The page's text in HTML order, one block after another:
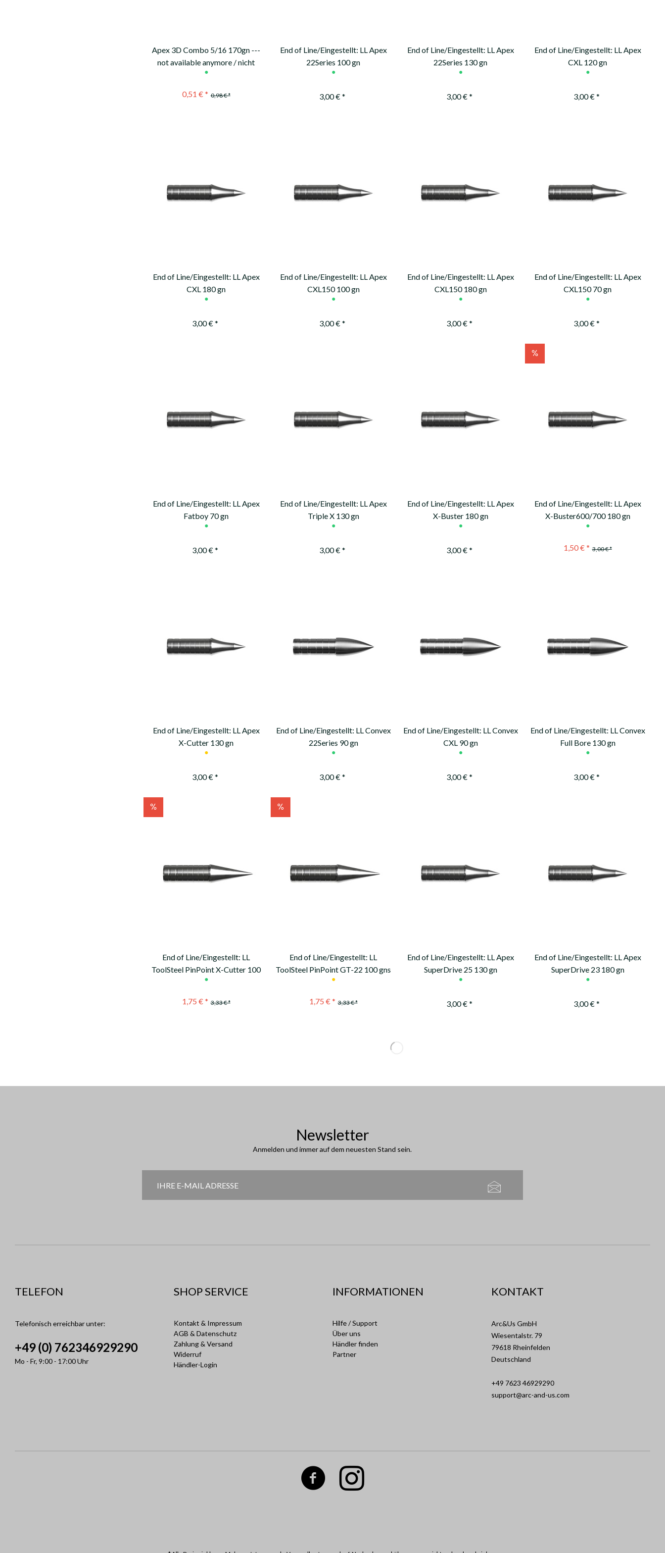
Apex 3D Combo 5/16 170gn ---
not available anymore / nicht
mehr...
●
0,98 € *
0,51 € *
End of Line/Eingestellt: LL Apex
22Series 100 gn
●
3,00 € *
End of Line/Eingestellt: LL Apex
22Series 130 gn
●
3,00 € *
End of Line/Eingestellt: LL Apex
CXL 120 gn
●
3,00 € *
End of Line/Eingestellt: LL Apex
CXL 180 gn
●
3,00 € *
End of Line/Eingestellt: LL Apex
CXL150 100 gn
●
3,00 € *
End of Line/Eingestellt: LL Apex
CXL150 180 gn
●
3,00 € *
End of Line/Eingestellt: LL Apex
CXL150 70 gn
●
3,00 € *
End of Line/Eingestellt: LL Apex
Fatboy 70 gn
●
3,00 € *
End of Line/Eingestellt: LL Apex
Triple X 130 gn
●
3,00 € *
End of Line/Eingestellt: LL Apex
X-Buster 180 gn
●
3,00 € *
End of Line/Eingestellt: LL Apex
X-Buster600/700 180 gn
●
3,00 € *
1,50 € *
End of Line/Eingestellt: LL Apex
X-Cutter 130 gn
●
3,00 € *
End of Line/Eingestellt: LL Convex
22Series 90 gn
●
3,00 € *
End of Line/Eingestellt: LL Convex
CXL 90 gn
●
3,00 € *
End of Line/Eingestellt: LL Convex
Full Bore 130 gn
●
3,00 € *
End of Line/Eingestellt: LL
ToolSteel PinPoint X-Cutter 100
gns
●
3,33 € *
1,75 € *
End of Line/Eingestellt: LL
ToolSteel PinPoint GT-22 100 gns
●
3,33 € *
1,75 € *
End of Line/Eingestellt: LL Apex
SuperDrive 25 130 gn
●
3,00 € *
End of Line/Eingestellt: LL Apex
SuperDrive 23 180 gn
●
3,00 € *
Newsletter
Anmelden und immer auf dem neuesten Stand sein.
TELEFON
Telefonisch erreichbar unter:
+49 (0) 762346929290
Mo - Fr, 9:00 - 17:00 Uhr
SHOP SERVICE
Kontakt & Impressum
AGB & Datenschutz
Zahlung & Versand
Widerruf
Händler-Login
INFORMATIONEN
Hilfe / Support
Über uns
Händler finden
Partner
KONTAKT
Arc&Us GmbH
Wiesentalstr. 79
79618 Rheinfelden
Deutschland
+49 7623 46929290
support@arc-and-us.com